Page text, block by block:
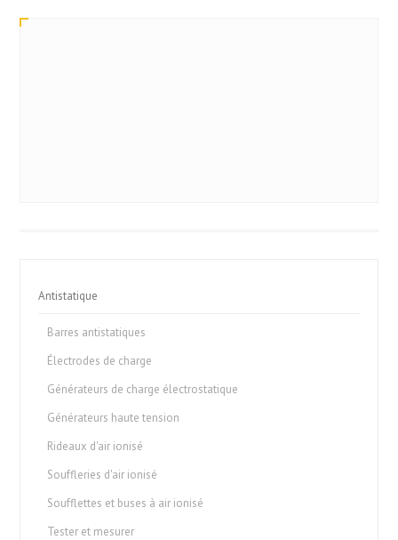
Antistatique
Barres antistatiques
Électrodes de charge
Générateurs de charge électrostatique
Générateurs haute tension
Rideaux d'air ionisé
Souffleries d'air ionisé
Soufflettes et buses à air ionisé
Tester et mesurer